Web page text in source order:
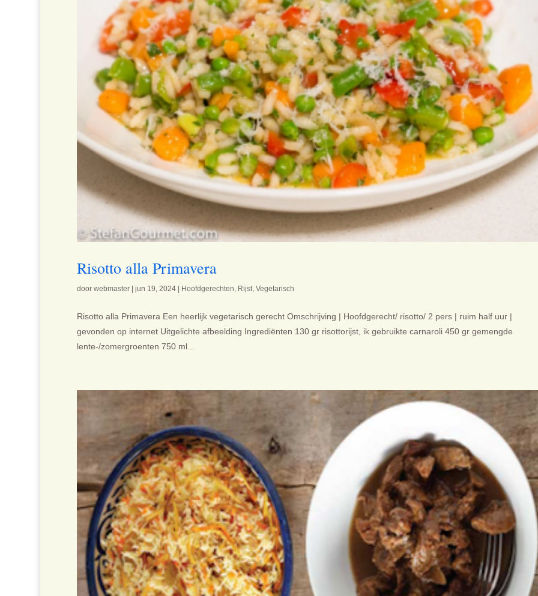
Risotto alla Primavera
door webmaster| jun 19, 2024| Hoofdgerechten Rijst, Vegetarisch
Risotto alla Primavera Een heerlijk vegetarisch gerecht Omschrijving | Hoofdgerecht/ risotto/ 2 pers | ruim half uur |
gevonden op internet Uitgelichte afbeelding Ingrediënten 130 gr risottorijst, ik gebruikte carnaroli 450 gr gemengde
lente-/zomergroenten 750 ml...